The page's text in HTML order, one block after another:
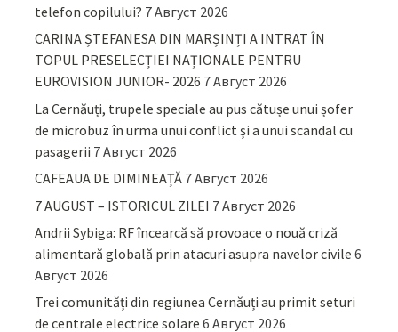
telefon copilului? 7 Август 2026
CARINA ȘTEFANESA DIN MARȘINȚI A INTRAT ÎN
TOPUL PRESELECȚIEI NAȚIONALE PENTRU
EUROVISION JUNIOR- 2026 7 Август 2026
La Cernăuți, trupele speciale au pus cătușe unui șofer
de microbuz în urma unui conflict și a unui scandal cu
pasagerii 7 Август 2026
CAFEAUA DE DIMINEAȚĂ 7 Август 2026
7 AUGUST – ISTORICUL ZILEI 7 Август 2026
Andrii Sybiga: RF încearcă să provoace o nouă criză
alimentară globală prin atacuri asupra navelor civile 6
Август 2026
Trei comunități din regiunea Cernăuți au primit seturi
de centrale electrice solare 6 Август 2026